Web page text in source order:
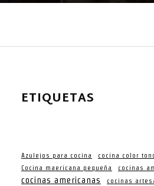
ETIQUETAS
Azulejos para cocina
cocina color
Cocina maericana pequeña
cocinas
cocinas americanas cocinas